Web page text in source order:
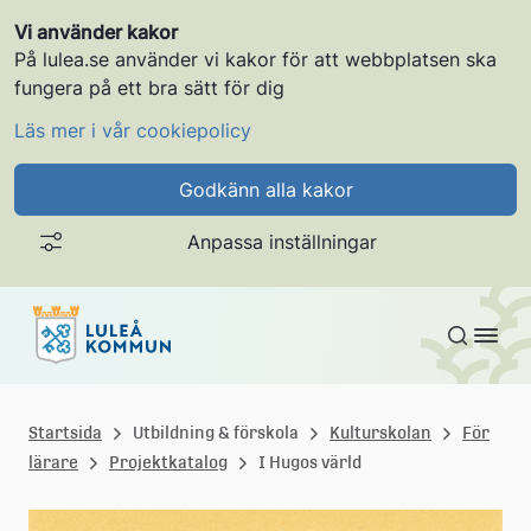
Vi använder kakor
På lulea.se använder vi kakor för att webbplatsen ska
fungera på ett bra sätt för dig
Läs mer i vår cookiepolicy
Godkänn alla kakor
Anpassa inställningar
Gå till innehållet
u
l
Startsida Utbildning & förskola Kulturskolan
För
lärare
Projektkatalog I Hugos värld